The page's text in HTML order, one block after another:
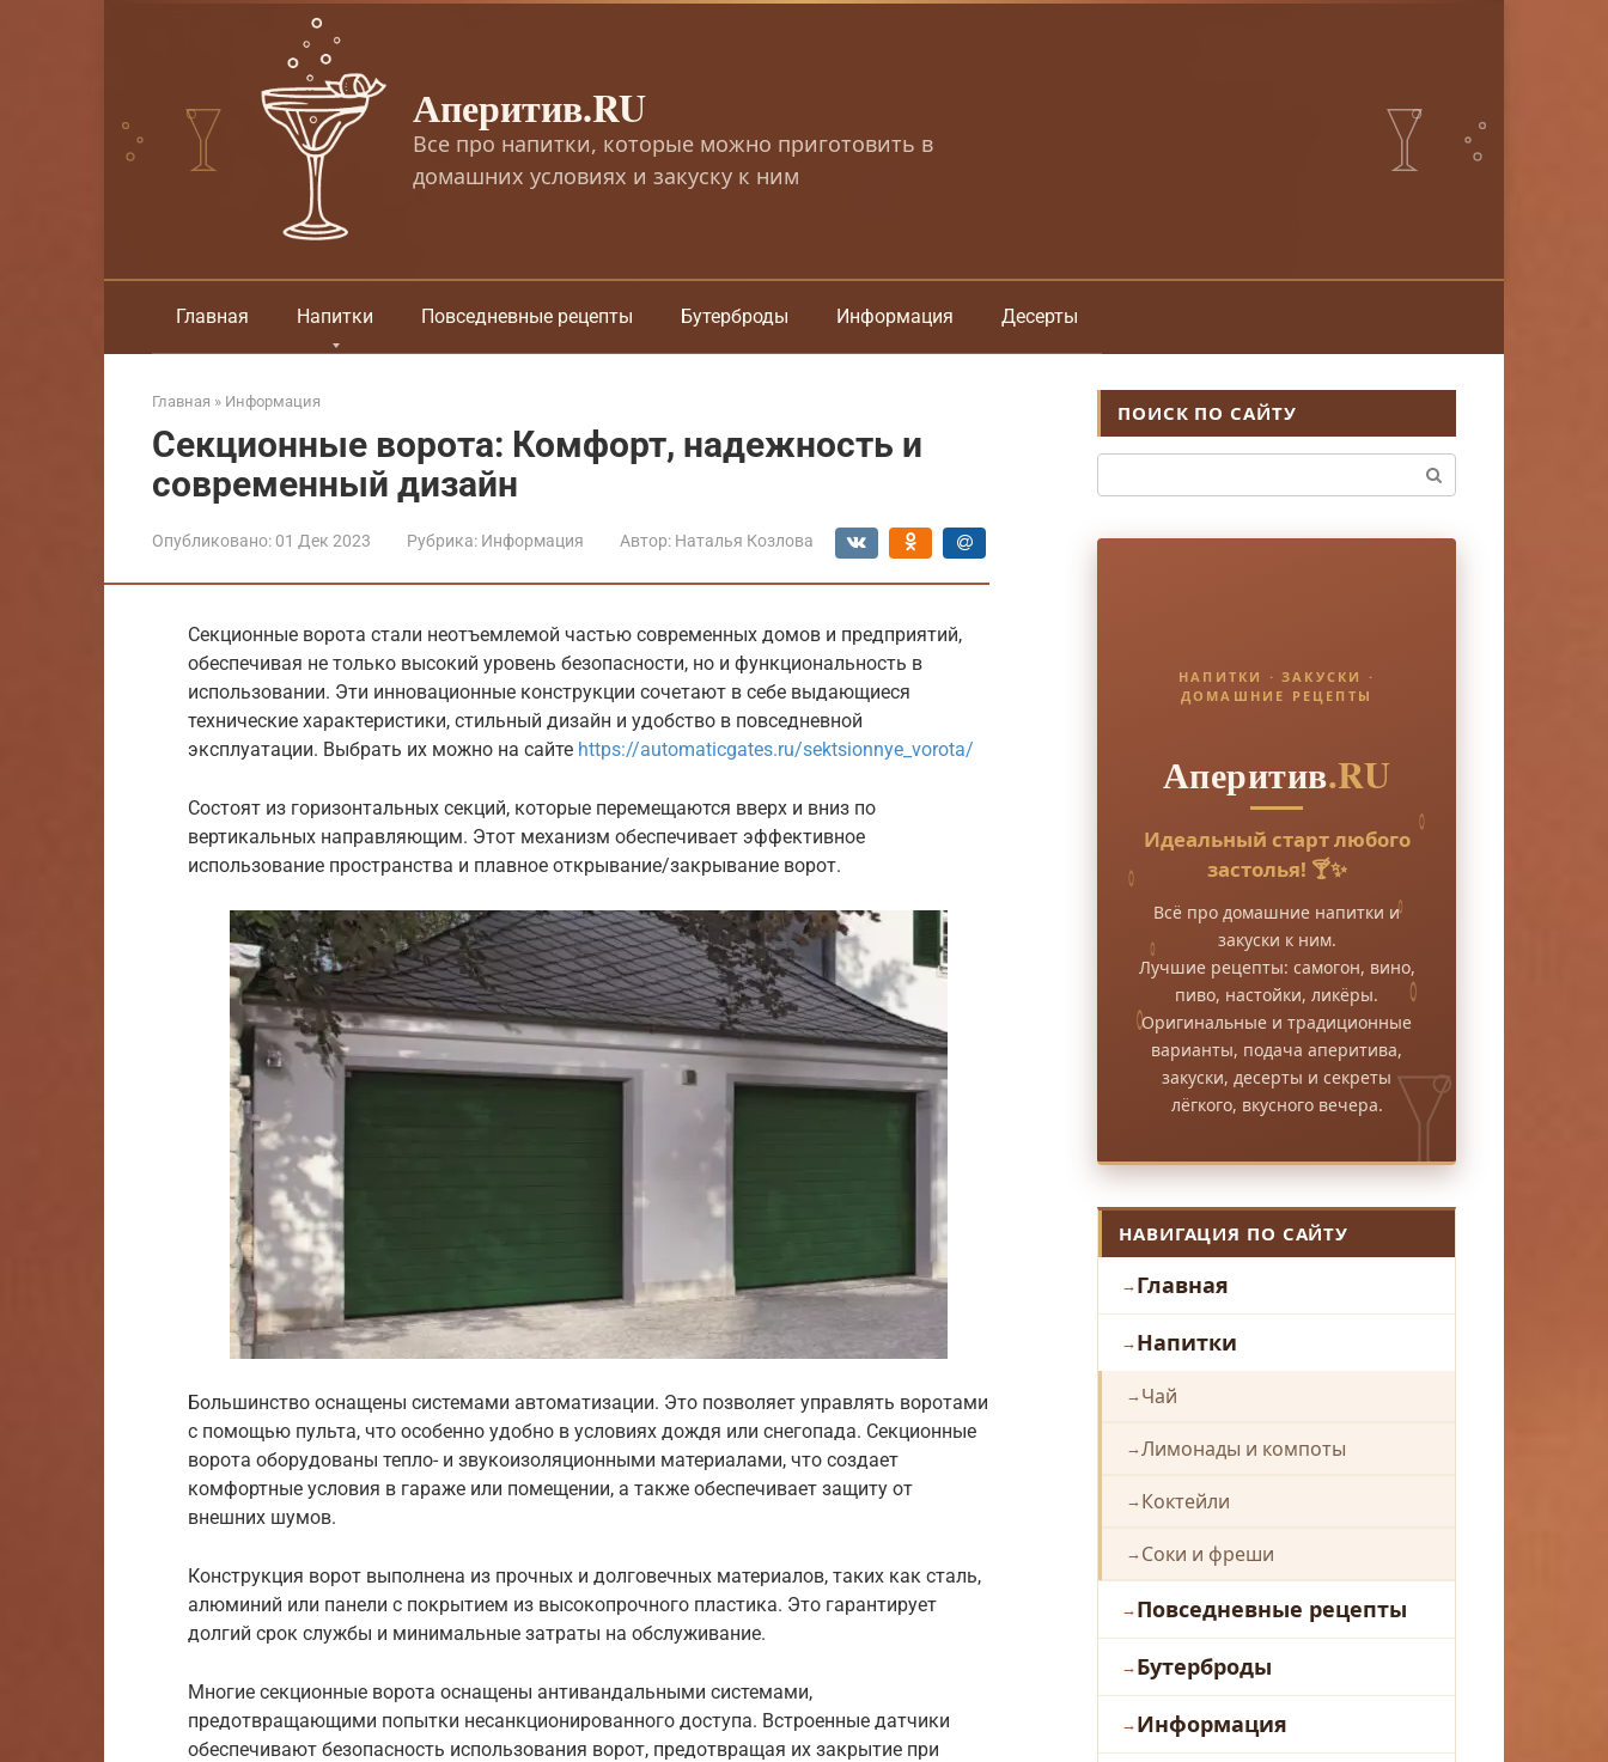
Аперитив.RU
Все про напитки, которые можно приготовить в
домашних условиях и закуску к ним
Главная Напитки Повседневные рецепты Бутерброды Информация Десерты
Главная » Информация
Секционные ворота: Комфорт, надежность и
современный дизайн
Опубликовано: 01 Дек 2023 Рубрика: Информация Автор: Наталья Козлова
Секционные ворота стали неотъемлемой частью современных домов и предприятий,
обеспечивая не только высокий уровень безопасности, но и функциональность в
использовании. Эти инновационные конструкции сочетают в себе выдающиеся
технические характеристики, стильный дизайн и удобство в повседневной
эксплуатации. Выбрать их можно на сайте https://automaticgates.ru/sektsionnye_vorota/
Состоят из горизонтальных секций, которые перемещаются вверх и вниз по
вертикальных направляющим. Этот механизм обеспечивает эффективное
использование пространства и плавное открывание/закрывание ворот.
Большинство оснащены системами автоматизации. Это позволяет управлять воротами
с помощью пульта, что особенно удобно в условиях дождя или снегопада. Секционные
ворота оборудованы тепло- и звукоизоляционными материалами, что создает
комфортные условия в гараже или помещении, а также обеспечивает защиту от
внешних шумов.
Конструкция ворот выполнена из прочных и долговечных материалов, таких как сталь,
алюминий или панели с покрытием из высокопрочного пластика. Это гарантирует
долгий срок службы и минимальные затраты на обслуживание.
Многие секционные ворота оснащены антивандальными системами,
предотвращающими попытки несанкционированного доступа. Встроенные датчики
обеспечивают безопасность использования ворот, предотвращая их закрытие при
ПОИСК ПО САЙТУ
НАПИТКИ · ЗАКУСКИ ·
ДОМАШНИЕ РЕЦЕПТЫ
Аперитив.RU
Идеальный старт любого
застолья! 🍸✨
Всё про домашние напитки и
закуски к ним.
Лучшие рецепты: самогон, вино,
пиво, настойки, ликёры.
Оригинальные и традиционные
варианты, подача аперитива,
закуски, десерты и секреты
лёгкого, вкусного вечера.
НАВИГАЦИЯ ПО САЙТУ
Главная
Напитки
Чай
Лимонады и компоты
Коктейли
Соки и фреши
Повседневные рецепты
Бутерброды
Информация